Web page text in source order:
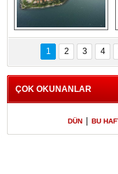
Bilinmeyen
yönleriyle İstanbul
Adaları
1 2 3 4
ÇOK OKUNANLAR
DÜN BU